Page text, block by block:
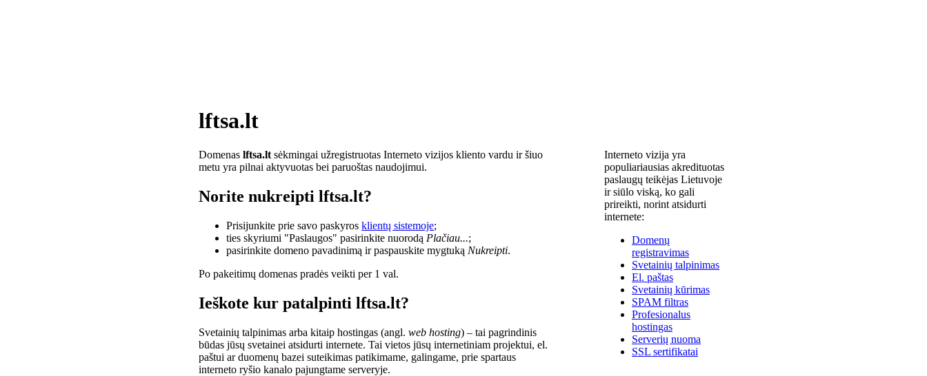
lftsa.lt
Domenas lftsa.lt sėkmingai užregistruotas Interneto vizijos kliento vardu ir šiuo
metu yra pilnai aktyvuotas bei paruoštas naudojimui.
Norite nukreipti lftsa.lt?
Prisijunkite prie savo paskyros klientų sistemoje;
ties skyriumi "Paslaugos" pasirinkite nuorodą Plačiau...;
pasirinkite domeno pavadinimą ir paspauskite mygtuką Nukreipti.
Po pakeitimų domenas pradės veikti per 1 val.
Ieškote kur patalpinti lftsa.lt?
Svetainių talpinimas arba kitaip hostingas (angl. web hosting) – tai pagrindinis
būdas jūsų svetainei atsidurti internete. Tai vietos jūsų internetiniam projektui, el.
paštui ar duomenų bazei suteikimas patikimame, galingame, prie spartaus
interneto ryšio kanalo pajungtame serveryje.
Interneto vizija yra
populiariausias akredituotas
paslaugų teikėjas Lietuvoje
ir siūlo viską, ko gali
prireikti, norint atsidurti
internete:
Domenų
registravimas
Svetainių talpinimas
El. paštas
Svetainių kūrimas
SPAM filtras
Profesionalus
hostingas
Serverių nuoma
SSL sertifikatai